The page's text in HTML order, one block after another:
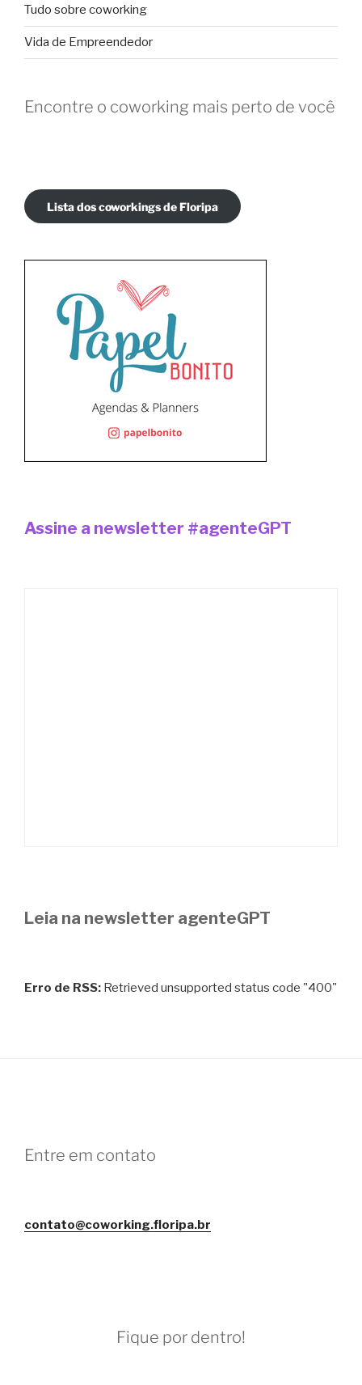
Tudo sobre coworking
Vida de Empreendedor
Encontre o coworking mais perto de você
Lista dos coworkings de Floripa
Assine a newsletter #agenteGPT
Leia na newsletter agenteGPT
Erro de RSS: Retrieved unsupported status code "400"
Entre em contato
contato@coworking.floripa.br
Fique por dentro!